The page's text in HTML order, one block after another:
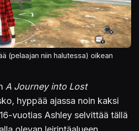
(pelaajan niin halutessa) oikean
A Journey into Lost
hyppää ajassa noin kaksi
vuotias Ashley selvittää tällä